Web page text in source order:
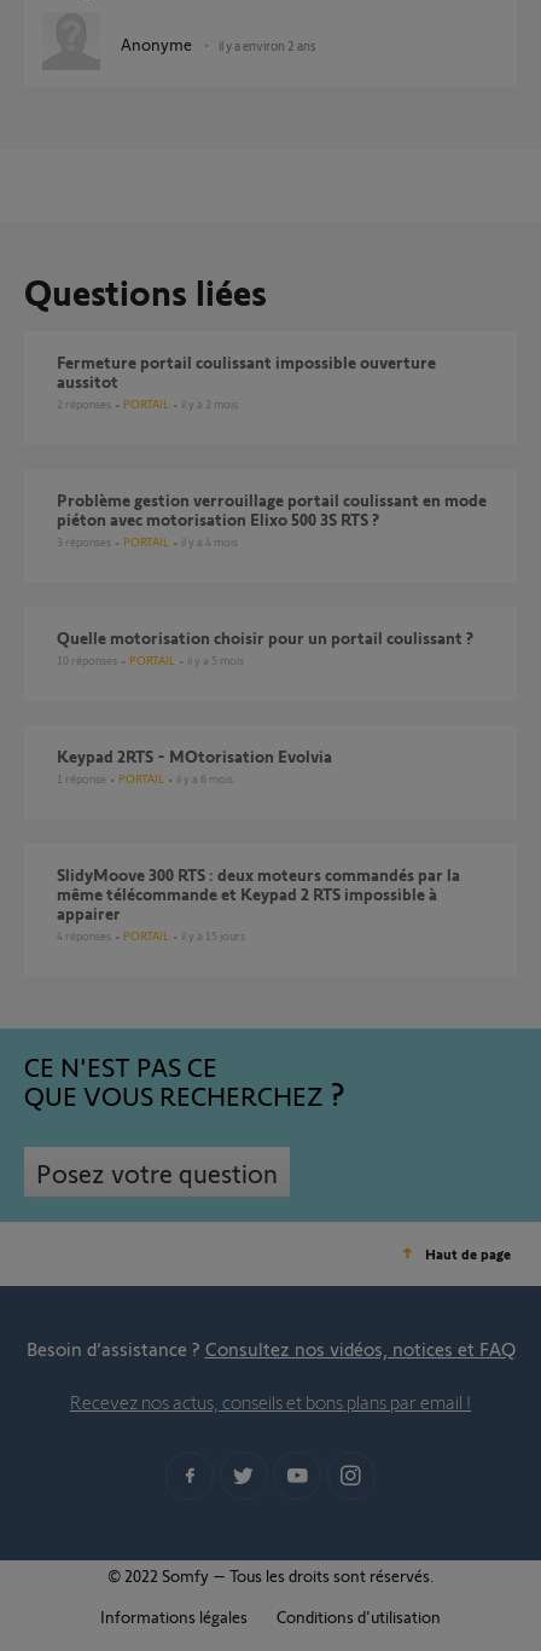
Anonyme il y a environ 2 ans
Questions liées
Fermeture portail coulissant impossible ouverture
aussitot
2 réponses PORTAIL il y a 2 mois
problème gestion verrouillage portail coulissant en mode
piéton avec motorisation Elixo 500 3S RTS ?
3 réponses PORTAIL il y a 4 mois
Quelle motorisation choisir pour un portail coulissant ?
10 réponses PORTAIL il y a 5 mois
Keypad 2RTS - MOtorisation Evolvia
1 réponse PORTAIL il y a 6 mois
SlidyMoove 300 RTS : deux moteurs commandés par la
même télécommande et Keypad 2 RTS impossible à
appairer
4 réponses PORTAIL il y a 15 jours
CE N'EST PAS CE
QUE VOUS RECHERCHEZ
Posez votre question
Haut de page
Besoin d’assistance ? Consultez nos vidéos, notices et FAQ
Recevez nos actus, conseils et bons plans par email !
© 2022 Somfy – Tous les droits sont réservés.
Informations légales
Conditions d'utilisation